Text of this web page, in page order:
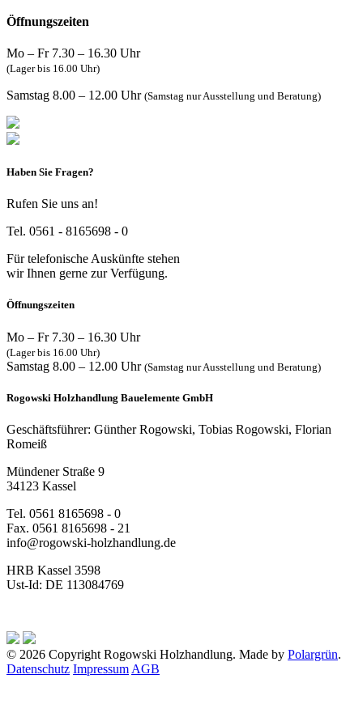
Öffnungszeiten
Mo – Fr 7.30 – 16.30 Uhr
(Lager bis 16.00 Uhr)
Samstag 8.00 – 12.00 Uhr (Samstag nur Ausstellung und Beratung)
Haben Sie Fragen?
Rufen Sie uns an!
Tel. 0561 - 8165698 - 0
Für telefonische Auskünfte stehen
wir Ihnen gerne zur Verfügung.
Öffnungszeiten
Mo – Fr 7.30 – 16.30 Uhr
(Lager bis 16.00 Uhr)
Samstag 8.00 – 12.00 Uhr (Samstag nur Ausstellung und Beratung)
Rogowski Holzhandlung Bauelemente GmbH
Geschäftsführer: Günther Rogowski, Tobias Rogowski, Florian
Romeiß
Mündener Straße 9
34123 Kassel
Tel. 0561 8165698 - 0
Fax. 0561 8165698 - 21
info@rogowski-holzhandlung.de
HRB Kassel 3598
Ust-Id: DE 113084769
© 2026 Copyright Rogowski Holzhandlung. Made by Polargrün.
Datenschutz Impressum AGB